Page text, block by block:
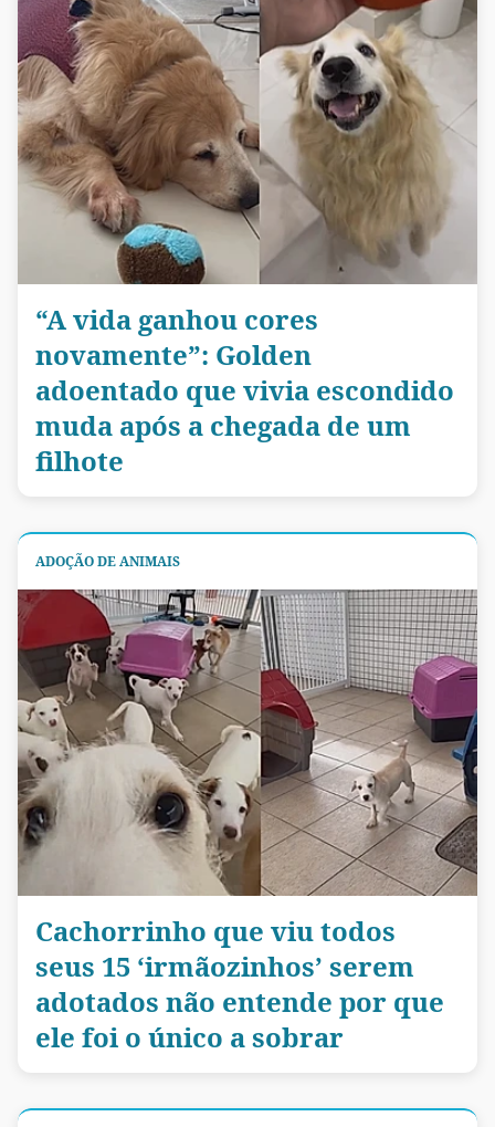
“A vida ganhou cores
novamente”: Golden
adoentado que vivia escondido
muda após a chegada de um
filhote
ADOÇÃO DE ANIMAIS
Cachorrinho que viu todos
seus 15 ‘irmãozinhos’ serem
adotados não entende por que
ele foi o único a sobrar